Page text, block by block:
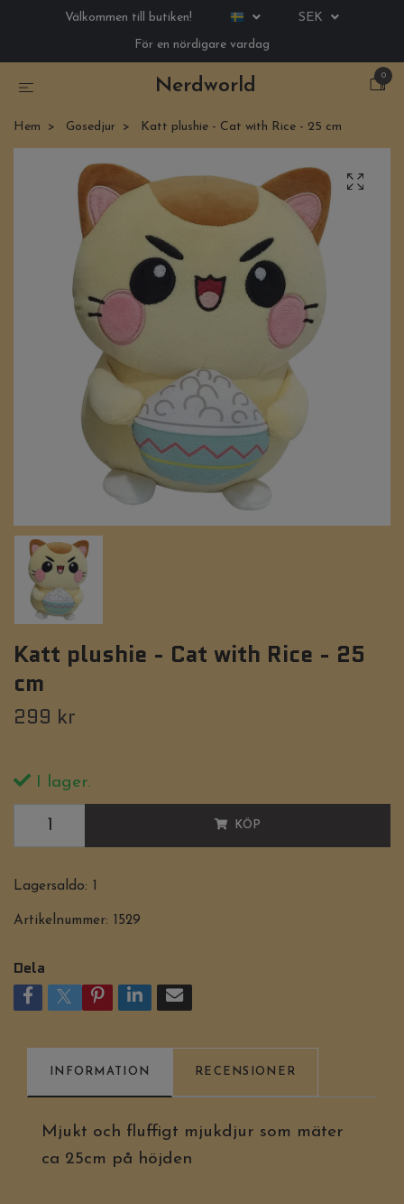
Välkommen till butiken!
SEK
För en nördigare vardag
Nerdworld
0
Hem Gosedjur Katt plushie - Cat with Rice - 25 cm
Katt plushie - Cat with Rice - 25
cm
299 kr
I lager.
KÖP
Lagersaldo:
Artikelnummer: 1529
Dela
INFORMATION RECENSIONER
Mjukt och fluffigt mjukdjur som mäter
ca 25cm på höjden